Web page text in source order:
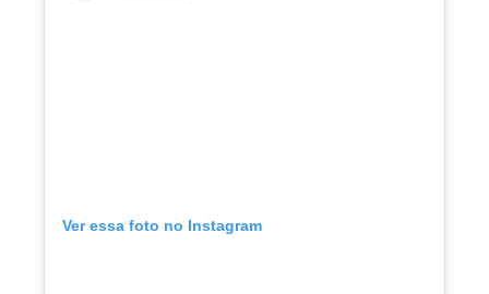
Ver essa foto no Instagram